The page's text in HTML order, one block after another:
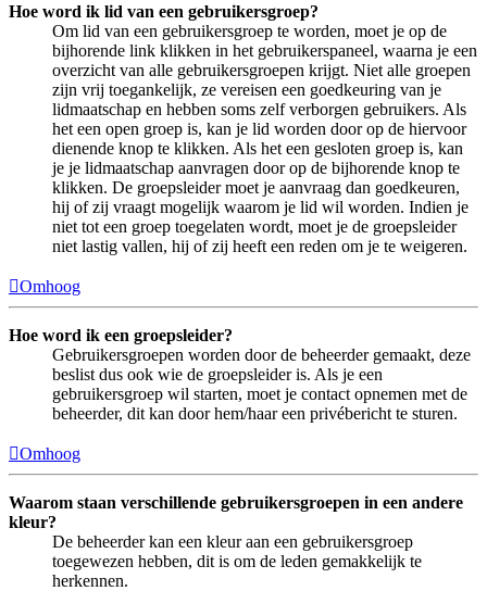
Hoe word ik lid van een gebruikersgroep?
Om lid van een gebruikersgroep te worden, moet je op de
bijhorende link klikken in het gebruikerspaneel, waarna je een
overzicht van alle gebruikersgroepen krijgt. Niet alle groepen
zijn vrij toegankelijk, ze vereisen een goedkeuring van je
lidmaatschap en hebben soms zelf verborgen gebruikers. Als
het een open groep is, kan je lid worden door op de hiervoor
dienende knop te klikken. Als het een gesloten groep is, kan
je je lidmaatschap aanvragen door op de bijhorende knop te
klikken. De groepsleider moet je aanvraag dan goedkeuren,
hij of zij vraagt mogelijk waarom je lid wil worden. Indien je
niet tot een groep toegelaten wordt, moet je de groepsleider
niet lastig vallen, hij of zij heeft een reden om je te weigeren.
Omhoog
Hoe word ik een groepsleider?
Gebruikersgroepen worden door de beheerder gemaakt, deze
beslist dus ook wie de groepsleider is. Als je een
gebruikersgroep wil starten, moet je contact opnemen met de
beheerder, dit kan door hem/haar een privébericht te sturen.
Omhoog
Waarom staan verschillende gebruikersgroepen in een andere
kleur?
De beheerder kan een kleur aan een gebruikersgroep
toegewezen hebben, dit is om de leden gemakkelijk te
herkennen.